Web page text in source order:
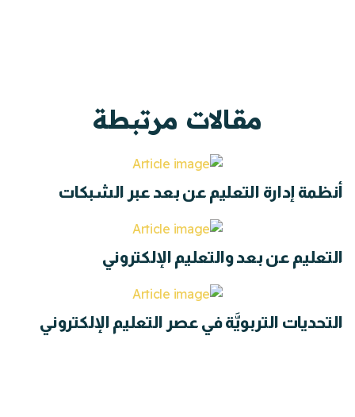
مقالات مرتبطة
أنظمة إدارة التعليم عن بعد عبر الشبكات
التعليم عن بعد والتعليم الإلكتروني
التحديات التربويَّة في عصر التعليم الإلكتروني